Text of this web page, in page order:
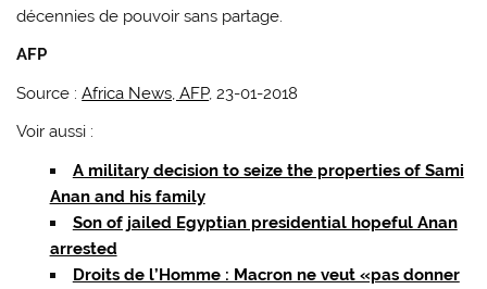
décennies de pouvoir sans partage.
AFP
Source :Africa News, AFP, 23-01-2018
Voir aussi :
A military decision to seize the properties of Sami
Anan and his family
Son of jailed Egyptian presidential hopeful Anan
arrested
Droits de l’Homme : Macron ne veut «pas donner